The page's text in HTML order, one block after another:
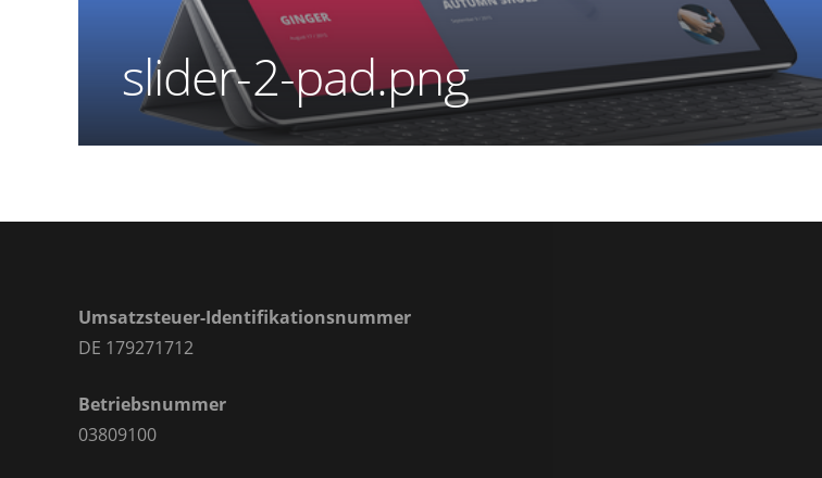
slider-2-pad.png
Umsatzsteuer-Identifikationsnummer
DE 179271712
Betriebsnummer
03809100